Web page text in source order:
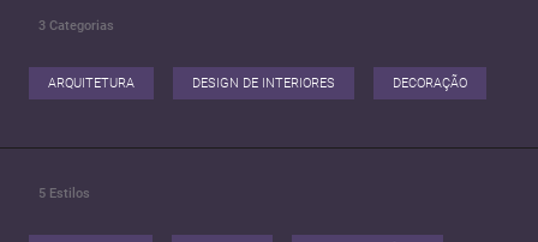
sempre me empenhei em propor as melhores soluções para os
preparada para qualquer desafio pois tenho experiência em todas as
3 Categorias
ARQUITETURA DESIGN DE INTERIORES DECORAÇÃO
5 Estilos